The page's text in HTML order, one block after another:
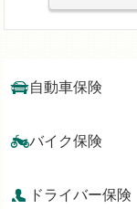
自動車保険
バイク保険
ドライバー保険